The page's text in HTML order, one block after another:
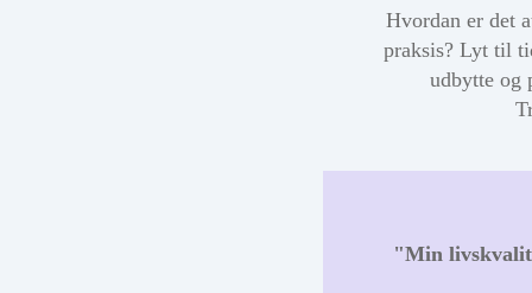
Hvordan er det
praksis? Lyt til
udbytte og
"Min